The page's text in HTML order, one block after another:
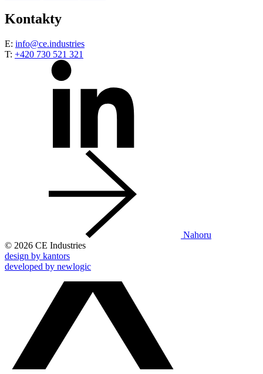
Kontakty
E: info@ce.industries
T: +420 730 521 321
Nahoru
© 2026 CE Industries
design by kantors
developed by newlogic